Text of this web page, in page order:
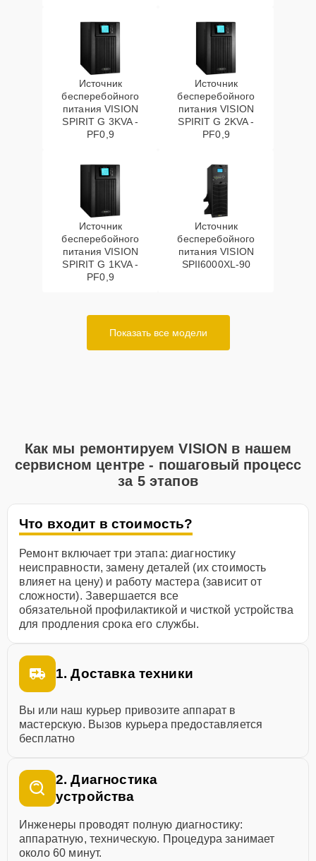
Источник
бесперебойного
питания VISION
SPIRIT G 3KVA -
PF0,9
Источник
бесперебойного
питания VISION
SPIRIT G 2KVA -
PF0,9
Источник
бесперебойного
питания VISION
SPIRIT G 1KVA -
PF0,9
Источник
бесперебойного
питания VISION
SPII6000XL-90
Показать все модели
Как мы ремонтируем VISION в нашем
сервисном центре - пошаговый процесс
за 5 этапов
Что входит в стоимость?
Ремонт включает три этапа: диагностику
неисправности, замену деталей (их стоимость
влияет на цену) и работу мастера (зависит от
сложности). Завершается все
обязательной профилактикой и чисткой устройства
для продления срока его службы.
1. Доставка техники
Вы или наш курьер привозите аппарат в
мастерскую. Вызов курьера предоставляется
бесплатно
2. Диагностика
устройства
Инженеры проводят полную диагностику:
аппаратную, техническую. Процедура занимает
около 60 минут.